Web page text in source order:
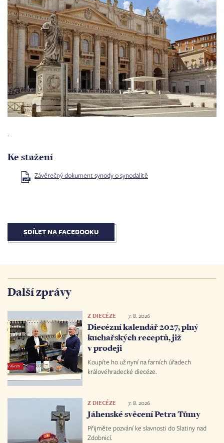
.
Ke stažení
Závěrečný dokument synody o synodalitě
SDÍLET NA FACEBOOKU
Další zprávy
Z DIECÉZE 7. 8. 2026
Diecézní kalendář 2027, plný
kuchařských receptů, již
v prodeji
Koupíte ho už nyní na farních úřadech
královéhradecké diecéze.
Z DIECÉZE 7. 8. 2026
Jáhenské svěcení Petra Tůmy
Přijměte pozvání ke slavnosti do Slatiny nad
Zdobnicí.